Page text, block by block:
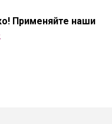
Применяйте наши